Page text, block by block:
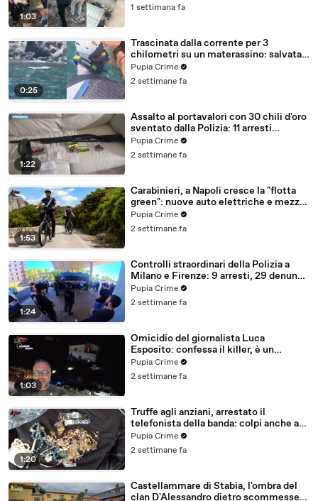
1:03
1 settimana fa
0:25
Trascinata dalla corrente per 3
chilometri su un materassino: salvata
dalla Polizia (25.07.26)
Pupia Crime
2 settimane fa
1:22
Assalto al portavalori con 30 chili d'oro
sventato dalla Polizia: 11 arresti
(25.07.26)
Pupia Crime
2 settimane fa
1:53
Carabinieri, a Napoli cresce la "flotta
green": nuove auto elettriche e mezzi
sostenibili anche sulle isole (25.07.26)
Pupia Crime
2 settimane fa
1:24
Controlli straordinari della Polizia a
Milano e Firenze: 9 arresti, 29 denunce
e oltre 7mila persone identificate
(25.07.26)
Pupia Crime
2 settimane fa
1:03
Omicidio del giornalista Luca
Esposito: confessa il killer, è un
26enne tunisino (25.07.26)
Pupia Crime
2 settimane fa
1:20
Truffe agli anziani, arrestato il
telefonista della banda: colpi anche ad
Aversa, oltre 300mila euro il bottino
stimato (24.07.26)
Pupia Crime
2 settimane fa
Castellammare di Stabia, l'ombra del
clan D'Alessandro dietro scommesse